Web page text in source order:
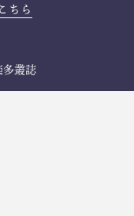
こちら
叢誌